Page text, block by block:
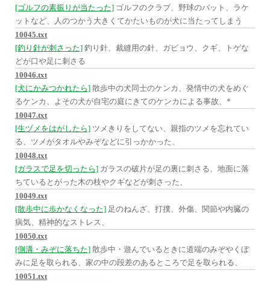
[ゴルフの素振りが当たった] ゴルフのクラブ、野球のバット、ラケ
ットなど、人のつかう大きくてかたいものが犬に当たってしまう
10045.txt
[釣り針が刺さった] 釣り針、裁縫用の針、ガビョウ、クギ、トゲな
どが口や足に刺さる
10046.txt
[犬にかみつかれたら] 散歩中の犬同士のケンカ、発情中の犬をめぐ
るケンカ、よその犬が自宅の庭にきてのケンカによる事故、*
10047.txt
[生ヅメをはがしたら] ツメきりをしてない、親指のツメを忘れてい
る、ツメがタオルやみぞなどに引っかかった、
10048.txt
[ガラスで足を切ったら] ガラスの破片が足の裏に刺さる、地面に落
ちているとがった木の枝やクギなどが刺さった、
10049.txt
[散歩中に歩かなくなった] 足のねんざ、打撲、外傷、関節や内臓の
病気、精神的なストレス、
10050.txt
[側溝・みぞに落ちた] 散歩中・遊んでいるときに道端のみぞやくぼ
みに足を取られる、家の中の段差のあるところで足を取られる、
10051.txt